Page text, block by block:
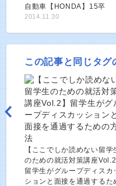
自動車【HONDA】15卒
2014.11.30
この記事と同じタグ
【ここでしか読めない留学
のための就活対策講座Vol.2
留学生がグループディスカ
ションと面接を通過するた